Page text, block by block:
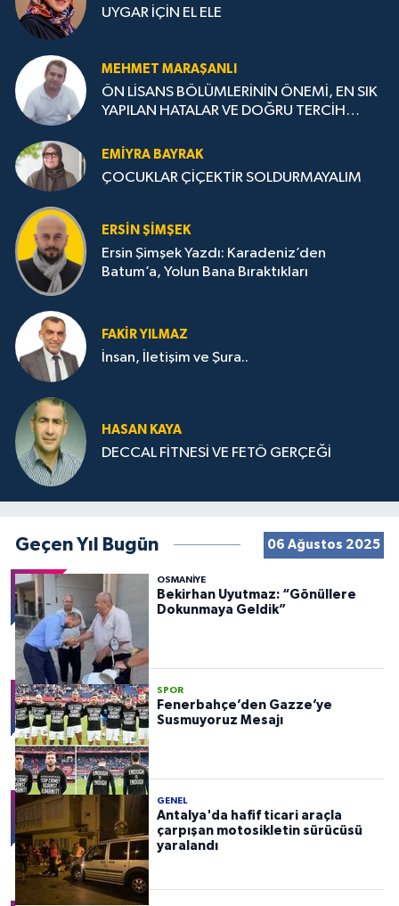
UYGAR İÇİN EL ELE
MEHMET MARAŞANLI
ÖN LİSANS BÖLÜMLERİNİN ÖNEMİ, EN SIK
YAPILAN HATALAR VE DOĞRU TERCİH
EMIYRA BAYRAK
ÇOCUKLAR ÇİÇEKTİR SOLDURMAYALIM
ERSIN ŞIMŞEK
Ersin Şimşek Yazdı: Karadeniz’den
Batum’a, Yolun Bana Bıraktıkları
FAKIR YILMAZ
İnsan, İletişim ve Şura..
HASAN KAYA
DECCAL FİTNESİ VE FETÖ GERÇEĞİ
Geçen Yıl Bugün 06 Ağustos 2025
OSMANIYE
Bekirhan Uyutmaz: “Gönüllere
Dokunmaya Geldik”
SPOR
Fenerbahçe’den Gazze’ye
Susmuyoruz Mesajı
GENEL
Antalya'da hafif ticari araçla
çarpışan motosikletin sürücüsü
yaralandı